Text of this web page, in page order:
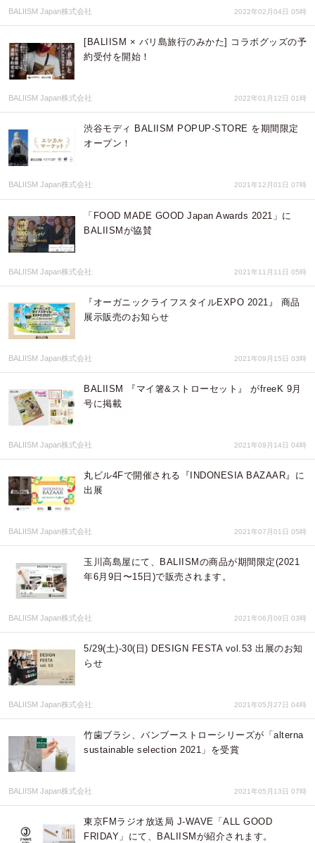
BALIISM Japan株式会社 2022年02月04日 05時
[BALIISM × バリ島旅行のみかた] コラボグッズの予
約受付を開始！
BALIISM Japan株式会社 2022年01月12日 01時
渋谷モディ BALIISM POPUP-STORE を期間限定
オープン！
BALIISM Japan株式会社 2021年12月01日 07時
「FOOD MADE GOOD Japan Awards 2021」に
BALIISMが協賛
BALIISM Japan株式会社 2021年11月11日 05時
『オーガニックライフスタイルEXPO 2021』 商品
展示販売のお知らせ
BALIISM Japan株式会社 2021年09月15日 03時
BALIISM 『マイ箸&ストローセット』 がfreeK 9月
号に掲載
BALIISM Japan株式会社 2021年09月14日 04時
丸ビル4Fで開催される『INDONESIA BAZAAR』に
出展
BALIISM Japan株式会社 2021年07月01日 05時
玉川高島屋にて、BALIISMの商品が期間限定(2021
年6月9日〜15日)で販売されます。
BALIISM Japan株式会社 2021年06月09日 03時
5/29(土)-30(日) DESIGN FESTA vol.53 出展のお知
らせ
BALIISM Japan株式会社 2021年05月27日 04時
竹歯ブラシ、バンブーストローシリーズが「alterna
sustainable selection 2021」を受賞
BALIISM Japan株式会社 2021年05月13日 07時
東京FMラジオ放送局 J-WAVE「ALL GOOD
FRIDAY」にて、BALIISMが紹介されます。